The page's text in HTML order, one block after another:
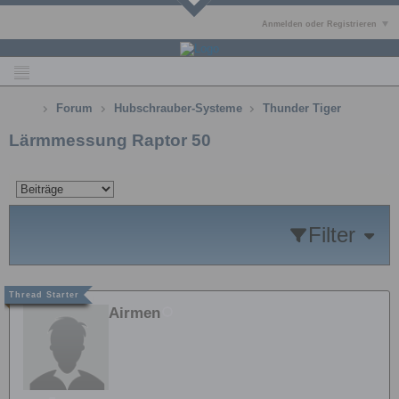
Anmelden oder Registrieren
Forum Hubschrauber-Systeme Thunder Tiger
Lärmmessung Raptor 50
Filter
Airmen